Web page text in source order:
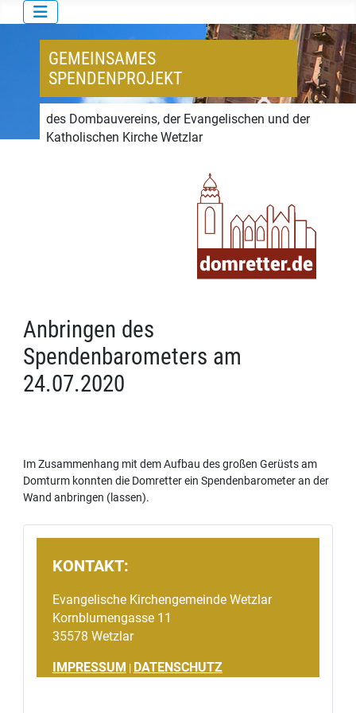
GEMEINSAMES
SPENDENPROJEKT
des Dombauvereins, der Evangelischen und der
Katholischen Kirche Wetzlar
Anbringen des
Spendenbarometers am
24.07.2020
Im Zusammenhang mit dem Aufbau des großen Gerüsts am
Domturm konnten die Domretter ein Spendenbarometer an der
Wand anbringen (lassen).
KONTAKT:
Evangelische Kirchengemeinde Wetzlar
Kornblumengasse 11
35578 Wetzlar
IMPRESSUM | DATENSCHUTZ